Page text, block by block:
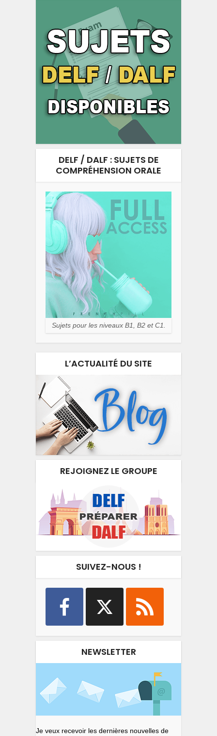
DELF / DALF : SUJETS DE
COMPRÉHENSION ORALE
Sujets pour les niveaux B1, B2 et C1.
L’ACTUALITÉ DU SITE
REJOIGNEZ LE GROUPE
SUIVEZ-NOUS !
NEWSLETTER
Je veux recevoir les dernières nouvelles de